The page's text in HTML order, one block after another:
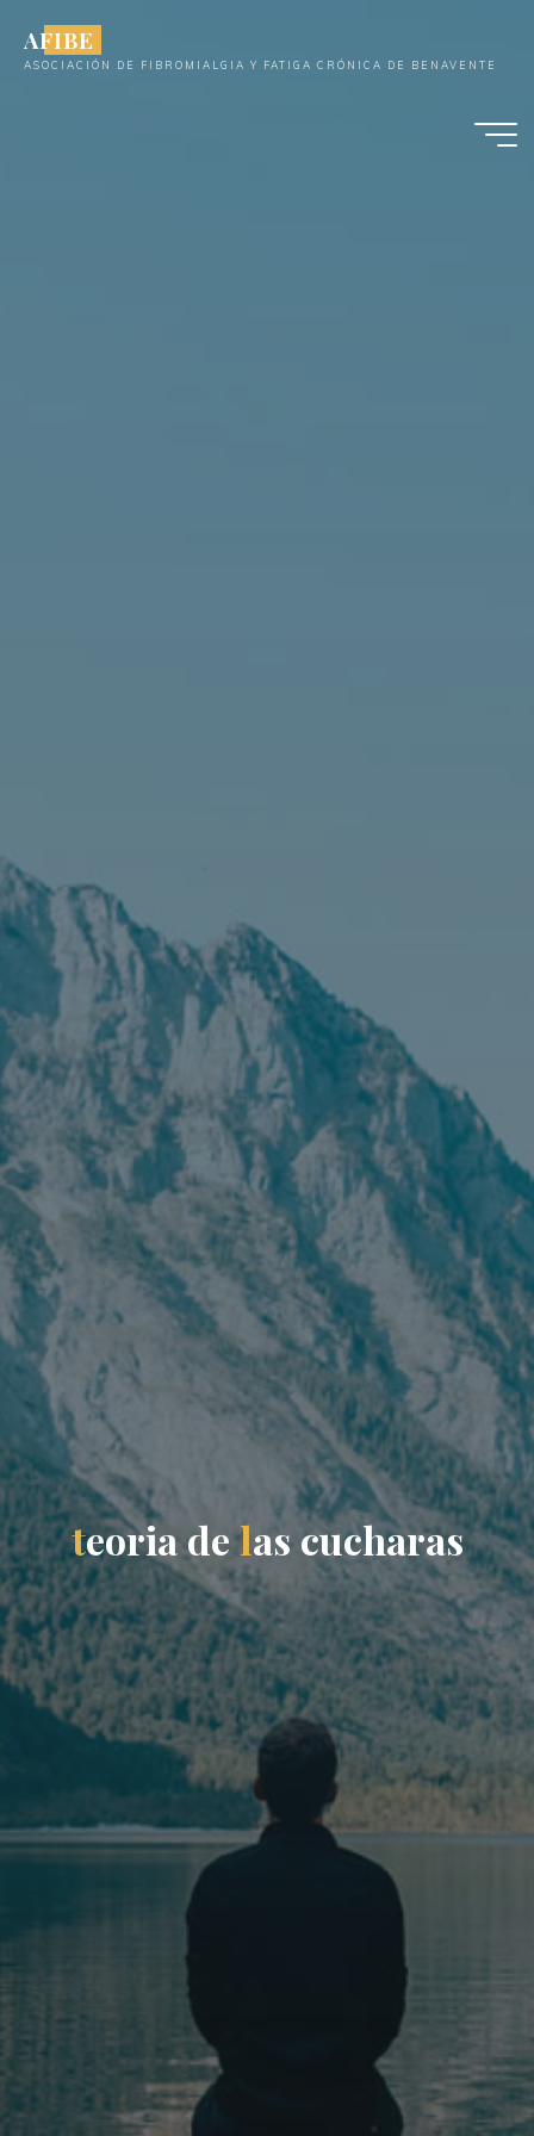
contenido
AFIBE
ASOCIACIÓN DE FIBROMIALGIA Y FATIGA CRÓNICA DE BENAVENTE
teoriadelas cucharas